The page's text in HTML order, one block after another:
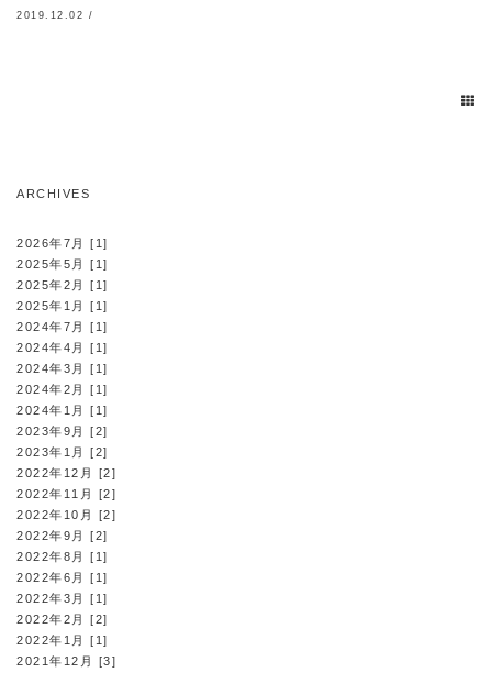
2019.12.02 /
ARCHIVES
2026年7月 [1]
2025年5月 [1]
2025年2月 [1]
2025年1月 [1]
2024年7月 [1]
2024年4月 [1]
2024年3月 [1]
2024年2月 [1]
2024年1月 [1]
2023年9月 [2]
2023年1月 [2]
2022年12月 [2]
2022年11月 [2]
2022年10月 [2]
2022年9月 [2]
2022年8月 [1]
2022年6月 [1]
2022年3月 [1]
2022年2月 [2]
2022年1月 [1]
2021年12月 [3]